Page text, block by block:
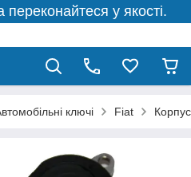
у якості.
ключі Fiat